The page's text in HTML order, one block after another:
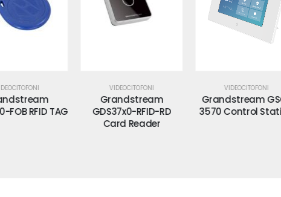
RFID TAG
VIDEOCITOFONI
Grandstream
GDS37x0-RFID-RD
Card Reader
VIDEOCITOFONI
Grandstream GSC-
3570 Control Station